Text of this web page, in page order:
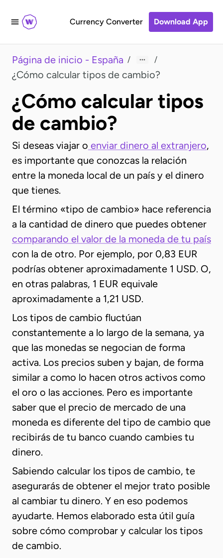
Currency Converter Download App
Página de inicio - España / /
¿Cómo calcular tipos de cambio?
¿Cómo calcular tipos
de cambio?
Si deseas viajar o enviar dinero al extranjero,
es importante que conozcas la relación
entre la moneda local de un país y el dinero
que tienes.
El término «tipo de cambio» hace referencia
a la cantidad de dinero que puedes obtener
comparando el valor de la moneda de tu país
con la de otro. Por ejemplo, por 0,83 EUR
podrías obtener aproximadamente 1 USD. O,
en otras palabras, 1 EUR equivale
aproximadamente a 1,21 USD.
Los tipos de cambio fluctúan
constantemente a lo largo de la semana, ya
que las monedas se negocian de forma
activa. Los precios suben y bajan, de forma
similar a como lo hacen otros activos como
el oro o las acciones. Pero es importante
saber que el precio de mercado de una
moneda es diferente del tipo de cambio que
recibirás de tu banco cuando cambies tu
dinero.
Sabiendo calcular los tipos de cambio, te
asegurarás de obtener el mejor trato posible
al cambiar tu dinero. Y en eso podemos
ayudarte. Hemos elaborado esta útil guía
sobre cómo comprobar y calcular los tipos
de cambio.